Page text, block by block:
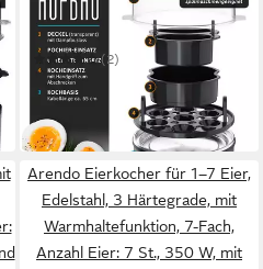
Eierkocher für 1–7 Eier,
Edelstahl, 3 Härtegrade, mit
Warmhaltefunktion, 7-Fach
(2)
27,95 € 69,99 €
in 2-3 Werktagen bei dir
Arendo Eierkocher für 1–7 Eier,
Edelstahl, 3 Härtegrade, mit
Warmhaltefunktion, 7-Fach,
Anzahl Eier: 7 St., 350 W, mit